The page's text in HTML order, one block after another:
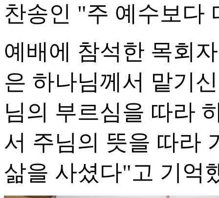
찬송인 "주 예수보다
예배에 참석한 목회
은 하나님께서 맡기
님의 부르심을 따라
서 주님의 뜻을 따라
삶을 사셨다"고 기억